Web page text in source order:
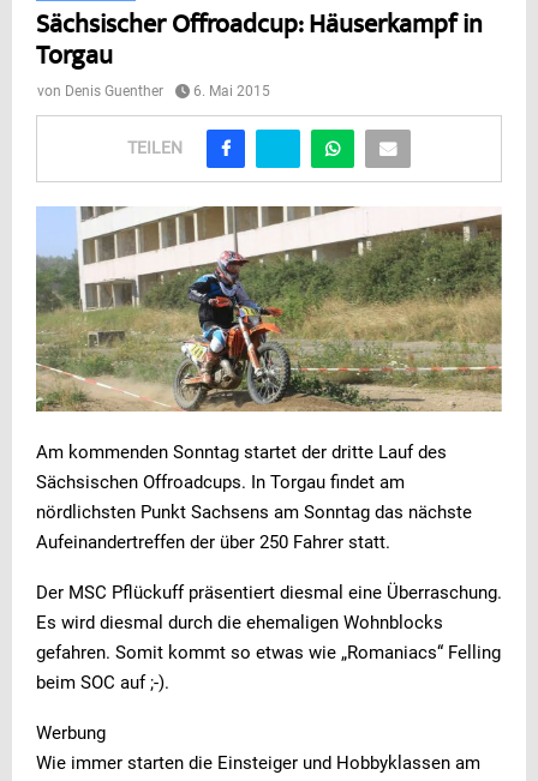
Sächsischer Offroadcup: Häuserkampf in
Torgau
von Denis Guenther 6. Mai 2015
TEILEN
Am kommenden Sonntag startet der dritte Lauf des
Sächsischen Offroadcups. In Torgau findet am
nördlichsten Punkt Sachsens am Sonntag das nächste
Aufeinandertreffen der über 250 Fahrer statt.
Der MSC Pflückuff präsentiert diesmal eine Überraschung.
Es wird diesmal durch die ehemaligen Wohnblocks
gefahren. Somit kommt so etwas wie „Romaniacs“ Felling
beim SOC auf ;-).
Werbung
Wie immer starten die Einsteiger und Hobbyklassen am